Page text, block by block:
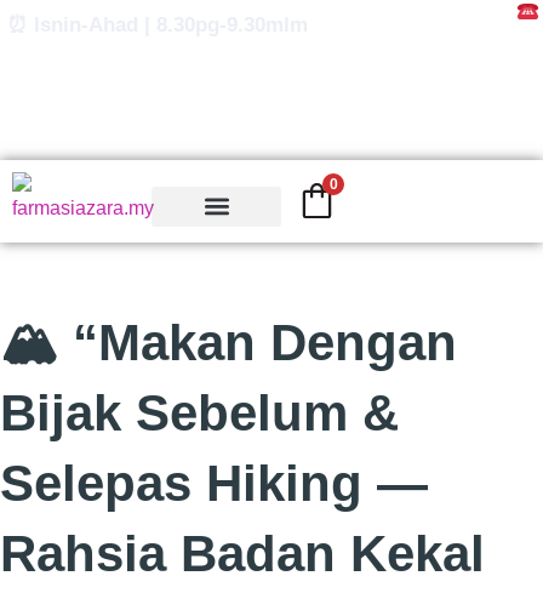
0
🏔️ “Makan Dengan
Bijak Sebelum &
Selepas Hiking —
Rahsia Badan Kekal